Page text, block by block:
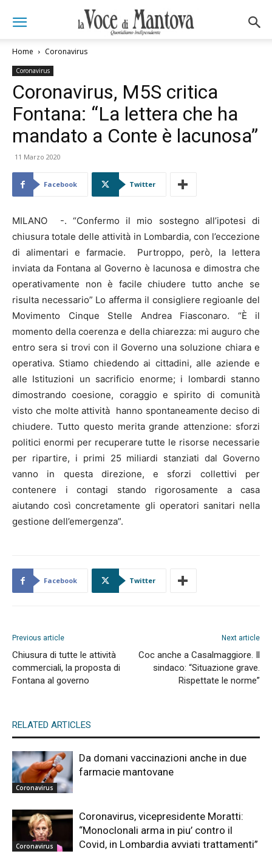
Home Coronavirus
Coronavirus
Coronavirus, M5S critica
Fontana: “La lettera che ha
mandato a Conte è lacunosa”
11 Marzo 2020
Facebook Twitter
MILANO -. “Confermo il mio sostegno all’ipotesi di
chiusura totale delle attività in Lombardia, con l’eccezione
di alimentari e farmacie. Purtroppo, però, la lettera
inviata da Fontana al Governo è lacunosa e dimostra che
operativamente non è facile chiudere tutto anche se
risulta necessario” Lo afferma il consigliere regioanle del
Movimento Cinque Stelle Andrea Fiasconaro. “È il
momento della coerenza e della chiarezza: mi auguro che
entro sera si trovi con il Governo una soluzione chiara e
operativa. Stiamo chiedendo ai cittadini, alle aziende e
alle Istituzioni un sacrificio enorme; i lombardi stanno
dimostrando coesione, coraggio e spirito di comunità
visto che molte attività hanno spontaneamente deciso di
chiudere. Tutto questo merita grande attenzione: sforzi
politici enormi per recuperare tutte le risorse necessarie
per ripartire, i primi 25 miliardi stanziati dal Governo
vanno in questa direzione, e sforzi collettivi per
contenere i contagi stando rigorosamente a casa
aiutando così concretamente gli operatori sanitari nella
gestione dell’emergenza”.
Facebook Twitter
Previous article
Chiusura di tutte le attività
commerciali, la proposta di
Fontana al governo
Next article
Coc anche a Casalmaggiore. Il
sindaco: “Situazione grave.
Rispettate le norme”
RELATED ARTICLES
Coronavirus
Da domani vaccinazioni anche in due
farmacie mantovane
Coronavirus
Coronavirus, vicepresidente Moratti:
“Monoclonali arma in piu’ contro il
Covid, in Lombardia avviati trattamenti”